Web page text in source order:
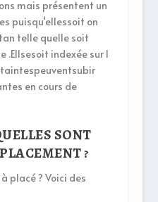
mais présentent un
puisqu‘ellessoit on
telle quelle soit
.Ellsesoit indexée sur l
en cours de
SONT
?
placé ? Voici des